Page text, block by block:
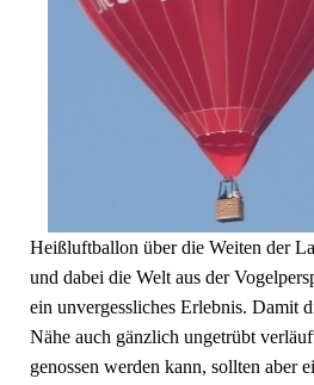
Heißluftballon über die Weiten der
und dabei die Welt aus der
ein unvergessliches Erlebnis. Damit
Nähe auch gänzlich ungetrübt
genossen werden kann, sollten aber